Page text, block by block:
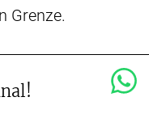
Grenze.